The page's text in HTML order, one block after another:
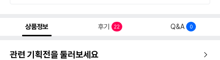
상품정보 후기 22 Q&A 0
관련 기획전을 둘러보세요